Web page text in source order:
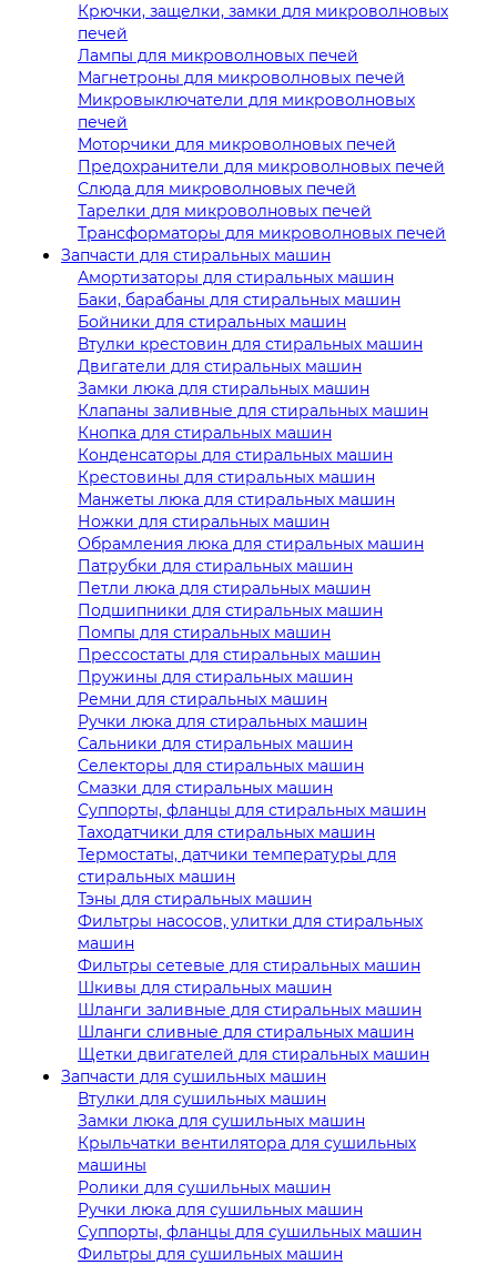
Крючки, защелки, замки для микроволновых
печей
Лампы для микроволновых печей
Магнетроны для микроволновых печей
Микровыключатели для микроволновых
печей
Моторчики для микроволновых печей
Предохранители для микроволновых печей
Слюда для микроволновых печей
Тарелки для микроволновых печей
Трансформаторы для микроволновых печей
Запчасти для стиральных машин
Амортизаторы для стиральных машин
Баки, барабаны для стиральных машин
Бойники для стиральных машин
Втулки крестовин для стиральных машин
Двигатели для стиральных машин
Замки люка для стиральных машин
Клапаны заливные для стиральных машин
Кнопка для стиральных машин
Конденсаторы для стиральных машин
Крестовины для стиральных машин
Манжеты люка для стиральных машин
Ножки для стиральных машин
Обрамления люка для стиральных машин
Патрубки для стиральных машин
Петли люка для стиральных машин
Подшипники для стиральных машин
Помпы для стиральных машин
Прессостаты для стиральных машин
Пружины для стиральных машин
Ремни для стиральных машин
Ручки люка для стиральных машин
Сальники для стиральных машин
Селекторы для стиральных машин
Смазки для стиральных машин
Суппорты, фланцы для стиральных машин
Таходатчики для стиральных машин
Термостаты, датчики температуры для
стиральных машин
Тэны для стиральных машин
Фильтры насосов, улитки для стиральных
машин
Фильтры сетевые для стиральных машин
Шкивы для стиральных машин
Шланги заливные для стиральных машин
Шланги сливные для стиральных машин
Щетки двигателей для стиральных машин
Запчасти для сушильных машин
Втулки для сушильных машин
Замки люка для сушильных машин
Крыльчатки вентилятора для сушильных
машины
Ролики для сушильных машин
Ручки люка для сушильных машин
Суппорты, фланцы для сушильных машин
Фильтры для сушильных машин